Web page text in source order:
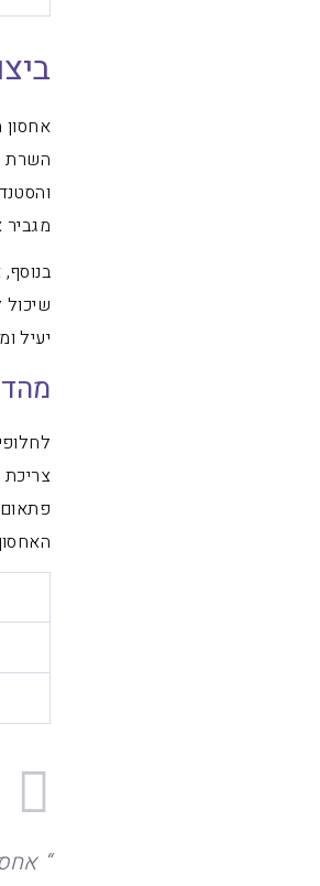
אחסון
השרת
מגביר
יעיל